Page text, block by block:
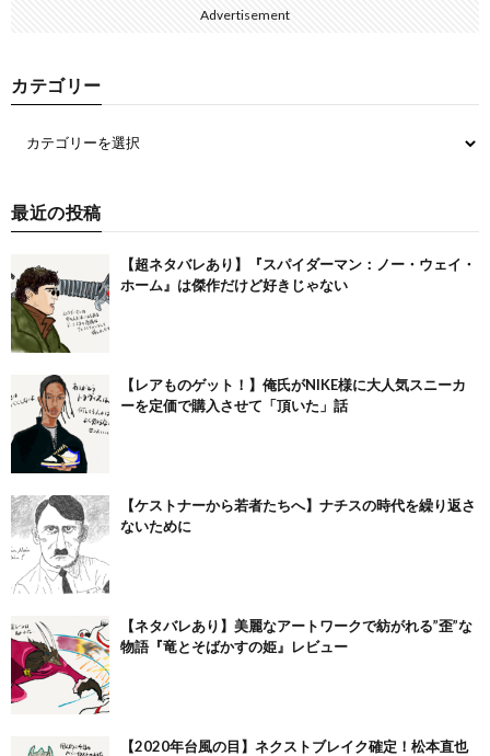
Advertisement
カテゴリー
最近の投稿
【超ネタバレあり】『スパイダーマン：ノー・ウェイ・
ホーム』は傑作だけど好きじゃない
【レアものゲット！】俺氏がNIKE様に大人気スニーカ
ーを定価で購入させて「頂いた」話
【ケストナーから若者たちへ】ナチスの時代を繰り返さ
ないために
【ネタバレあり】美麗なアートワークで紡がれる”歪”な
物語『竜とそばかすの姫』レビュー
【2020年台風の目】ネクストブレイク確定！松本直也